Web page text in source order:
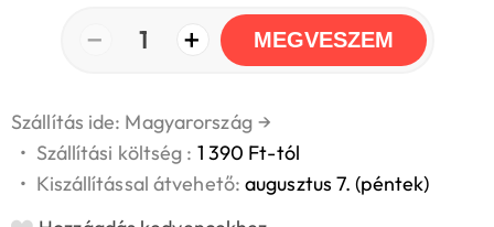
− 1 + MEGVESZEM
Szállítás ide: Magyarország →
• Szállítási költség : 1 390 Ft-tól
• Kiszállítással átvehető:augusztus 7. (péntek)